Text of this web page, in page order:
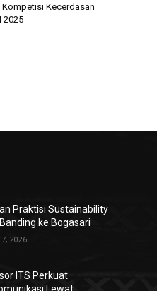
Kecerdasan
2025
Praktisi Sustainability
ke Bogasari
2026
ITS Perkuat
Lewat